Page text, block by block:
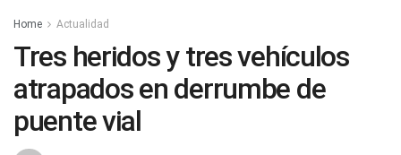
Home Actualidad
Tres heridos y tres vehículos
atrapados en derrumbe de
puente vial